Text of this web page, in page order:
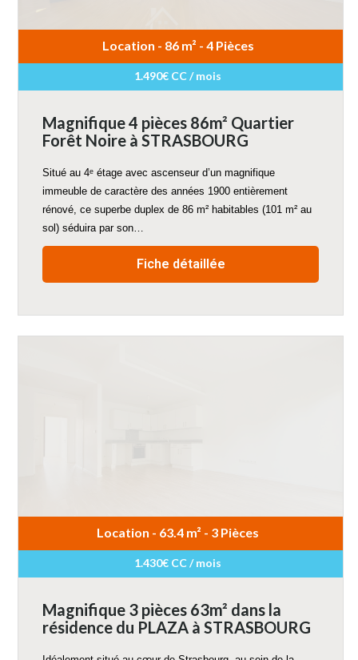
Location - 86 m² - 4 Pièces
1.490€ CC / mois
Magnifique 4 pièces 86m² Quartier
Forêt Noire à STRASBOURG
Situé au 4ᵉ étage avec ascenseur d’un magnifique
immeuble de caractère des années 1900 entièrement
rénové, ce superbe duplex de 86 m² habitables (101 m² au
sol) séduira par son…
Fiche détaillée
Location - 63.4 m² - 3 Pièces
1.430€ CC / mois
Magnifique 3 pièces 63m² dans la
résidence du PLAZA à STRASBOURG